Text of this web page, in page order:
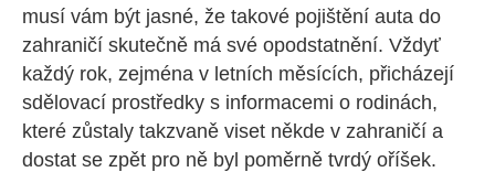
musí vám být jasné, že takové pojištění auta do
zahraničí skutečně má své opodstatnění. Vždyť
každý rok, zejména v letních měsících, přicházejí
sdělovací prostředky s informacemi o rodinách,
které zůstaly takzvaně viset někde v zahraničí a
dostat se zpět pro ně byl poměrně tvrdý oříšek.